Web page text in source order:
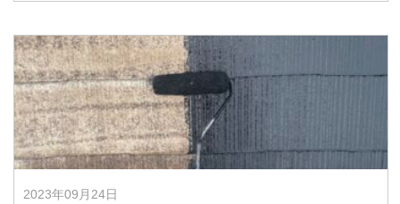
こんにちは！
浜松市南区を中心に塗装工事全般を行っている、
塗替家の堤と申します。
2023年09月24日